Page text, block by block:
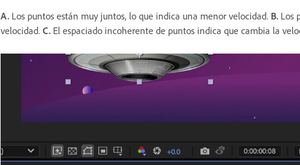
A. Los puntos están muy juntos, lo que indica una menor velocidad. B. Los
velocidad. C. El espaciado incoherente de puntos indica que cambia la